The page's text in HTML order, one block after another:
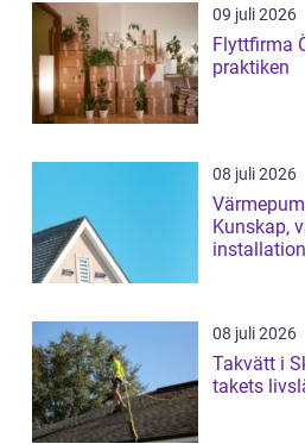
09 juli 2026
Flyttfirma
praktiken
08 juli 2026
Kunskap,
installation
08 juli 2026
Takvätt i
takets